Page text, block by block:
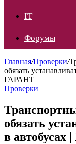
IT
Форумы
Главная/Проверки/
обязать
ГАРАНТ
Проверки
обязать
в